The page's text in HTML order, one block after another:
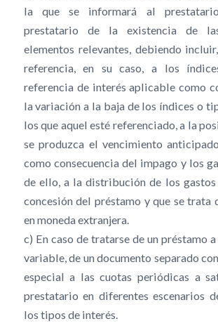
la que se informará al
prestatario de la existencia de
elementos relevantes, debiendo
referencia, en su caso, a los
referencia de interés aplicable como
la variación a la baja de los índices o
los que aquel esté referenciado, a la
se produzca el vencimiento
como consecuencia del impago y los
de ello, a la distribución de los gastos
concesión del préstamo y que se trata
en moneda extranjera.
c) En caso de tratarse de un préstamo
variable, de un documento separado
especial a las cuotas periódicas a
prestatario en diferentes escenarios
los tipos de interés.